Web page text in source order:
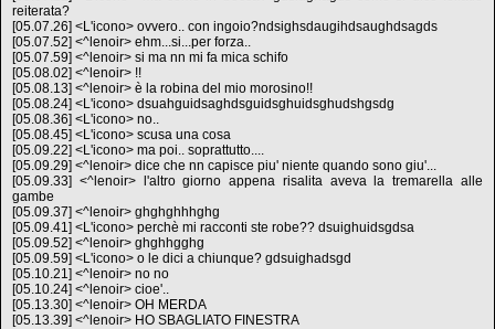
reiterata?
[05.07.26] <L'icono> ovvero.. con ingoio?ndsighsdaugihdsaughdsagds
[05.07.52] <^lenoir> ehm...si...per forza..
[05.07.59] <^lenoir> si ma nn mi fa mica schifo
[05.08.02] <^lenoir> !!
[05.08.13] <^lenoir> è la robina del mio morosino!!
[05.08.24] <L'icono> dsuahguidsaghdsguidsghuidsghudshgsdg
[05.08.36] <L'icono> no..
[05.08.45] <L'icono> scusa una cosa
[05.09.22] <L'icono> ma poi.. soprattutto....
[05.09.29] <^lenoir> dice che nn capisce piu' niente quando sono giu'...
[05.09.33] <^lenoir> l'altro giorno appena risalita aveva la tremarella alle
gambe
[05.09.37] <^lenoir> ghghghhhghg
[05.09.41] <L'icono> perchè mi racconti ste robe?? dsuighuidsgdsa
[05.09.52] <^lenoir> ghghhgghg
[05.09.59] <L'icono> o le dici a chiunque? gdsuighadsgd
[05.10.21] <^lenoir> no no
[05.10.24] <^lenoir> cioe'..
[05.13.30] <^lenoir> OH MERDA
[05.13.39] <^lenoir> HO SBAGLIATO FINESTRA